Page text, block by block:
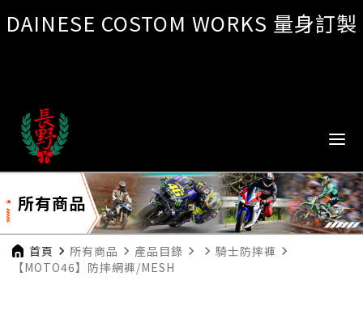
DAINESE COSTOM WORKS 量身訂製
所有商品
首頁 navigate_next 所有商品 navigate_next 產品目錄 navigate_next navigate_next 騎士防摔褲 navigate_next
【MOTO46】防摔網褲/MESH